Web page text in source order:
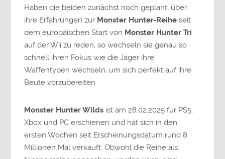
Haben die beiden zunächst noch geplant, über
ihre Erfahrungen zur Monster Hunter-Reihe seit
dem europäischen Start von Monster Hunter Tri
auf der Wii zu reden, so wechseln sie genau so
schnell ihren Fokus wie die Jäger ihre
Waffentypen wechseln, um sich perfekt auf ihre
Beute vorzubereiten.
Monster Hunter Wilds ist am 28.02.2025 für PS5,
Xbox und PC erschienen und hat sich in den
ersten Wochen seit Erscheinungsdatum rund 8
Millionen Mal verkauft. Obwohl die Reihe als